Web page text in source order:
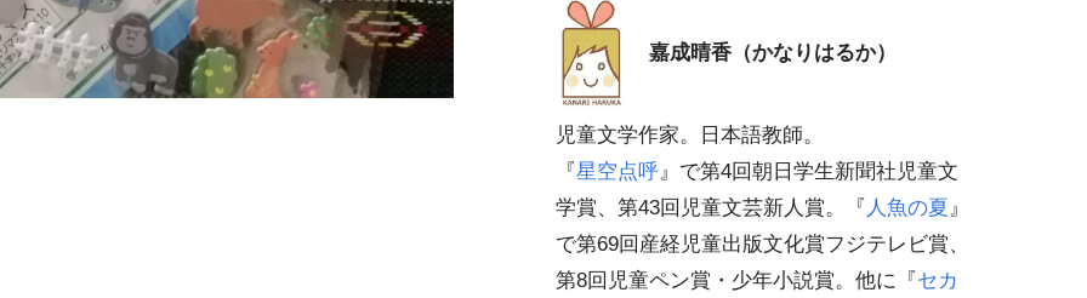
嘉成晴香（かなりはるか）
児童文学作家。日本語教師。
『星空点呼』で第4回朝日学生新聞社児童文
学賞、第43回児童文芸新人賞。『 人魚の夏』
で第69回産経児童出版文化賞フジテレビ賞、
第8回児童ペン賞・少年小説賞。他に『セカ